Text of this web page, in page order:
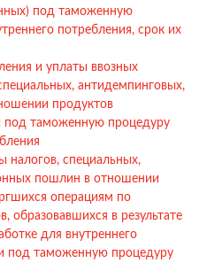
под таможенную
потребления, срок их
и уплаты ввозных
антидемпинговых,
продуктов
под таможенную процедуру
налогов, специальных,
пошлин в отношении
операциям по
образовавшихся в результате
для внутреннего
под таможенную процедуру